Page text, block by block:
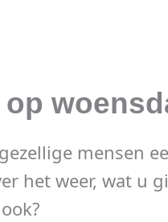
mensen
het weer, wat u